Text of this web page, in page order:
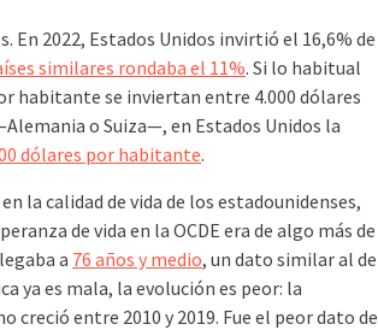
En 2022, Estados Unidos invirtió el 16,6% de
similares rondaba el 11%. Si lo habitual
habitante se inviertan entre 4.000 dólares
o Suiza—, en Estados Unidos la
dólares por habitante.
la calidad de vida de los estadounidenses,
de vida en la OCDE era de algo más de
a 76 años y medio, un dato similar al de
ya es mala, la evolución es peor: la
creció entre 2010 y 2019. Fue el peor dato de